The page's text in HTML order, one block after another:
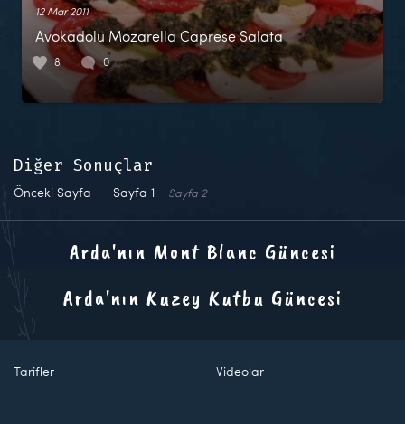
12 Mar 2011
Avokadolu Mozarella Caprese Salata
8 0
Diğer Sonuçlar
Önceki Sayfa Sayfa 1 Sayfa 2
Arda'nın Mont Blanc Güncesi
Arda'nın Kuzey Kutbu Güncesi
Tarifler Videolar